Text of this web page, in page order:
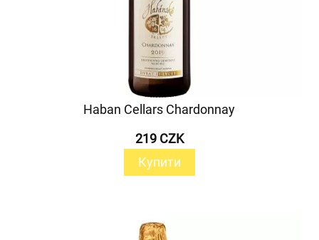
Haban Cellars Chardonnay
219 CZK
Купити